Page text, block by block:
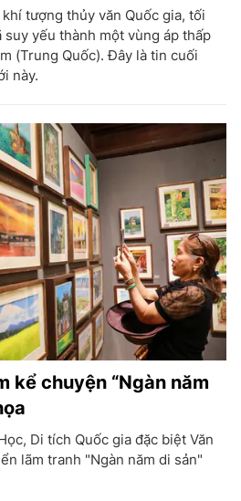
tượng thủy văn Quốc gia, tối
yếu thành một vùng áp thấp
(Trung Quốc). Đây là tin cuối
này.
kể chuyện “Ngàn năm
Di tích Quốc gia đặc biệt Văn
lãm tranh "Ngàn năm di sản"